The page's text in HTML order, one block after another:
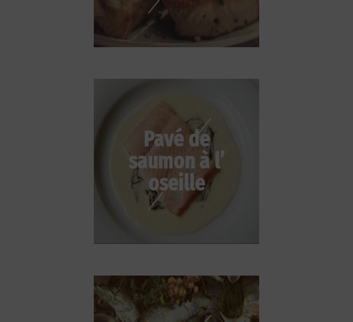
Pavé de
saumon à l’
oseille